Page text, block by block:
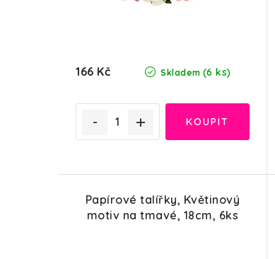
Skladem (6 ks)
166 Kč
Papírové talířky, Květinový
motiv na tmavé, 18cm, 6ks